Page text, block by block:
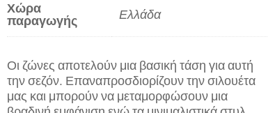
Χώρα
παραγωγής Ελλάδα
Οι ζώνες αποτελούν μια βασική τάση για αυτή
την σεζόν. Επαναπροσδιορίζουν την σιλουέτα
μας και μπορούν να μεταμορφώσουν μια